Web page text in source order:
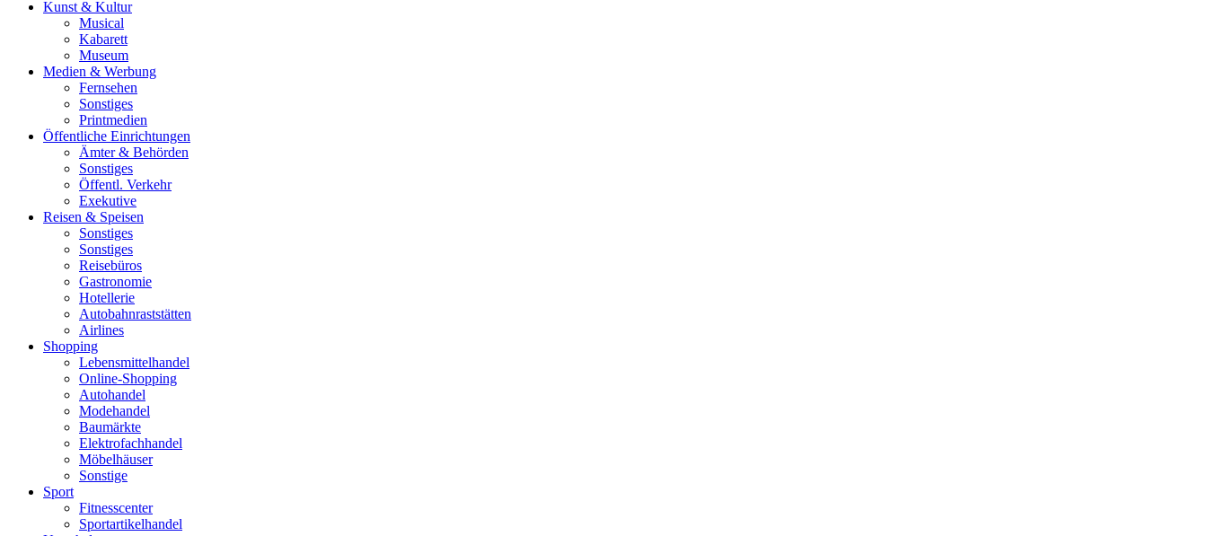
Kunst & Kultur
Musical
Kabarett
Museum
Medien & Werbung
Fernsehen
Sonstiges
Printmedien
Öffentliche Einrichtungen
Ämter & Behörden
Sonstiges
Öffentl. Verkehr
Exekutive
Reisen & Speisen
Sonstiges
Sonstiges
Reisebüros
Gastronomie
Hotellerie
Autobahnraststätten
Airlines
Shopping
Lebensmittelhandel
Online-Shopping
Autohandel
Modehandel
Baumärkte
Elektrofachhandel
Möbelhäuser
Sonstige
Sport
Fitnesscenter
Sportartikelhandel